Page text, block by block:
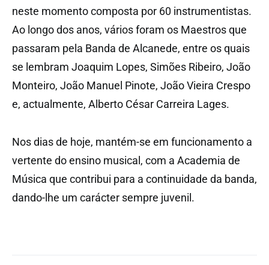
neste momento composta por 60 instrumentistas.
Ao longo dos anos, vários foram os Maestros que
passaram pela Banda de Alcanede, entre os quais
se lembram Joaquim Lopes, Simões Ribeiro, João
Monteiro, João Manuel Pinote, João Vieira Crespo
e, actualmente, Alberto César Carreira Lages.
Nos dias de hoje, mantém-se em funcionamento a
vertente do ensino musical, com a Academia de
Música que contribui para a continuidade da banda,
dando-lhe um carácter sempre juvenil.